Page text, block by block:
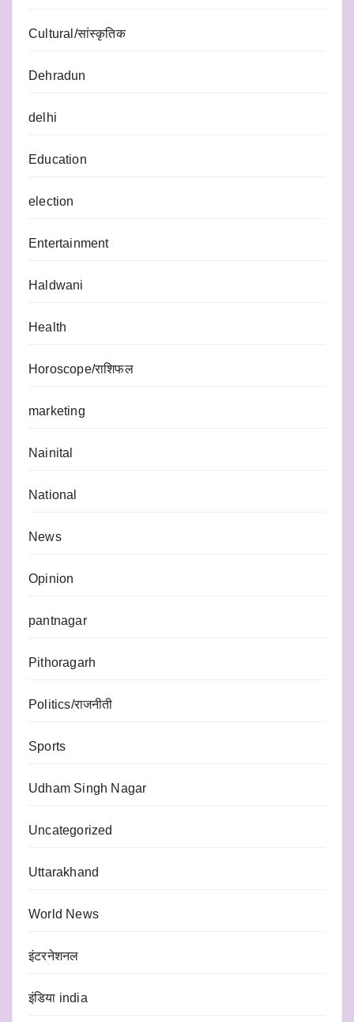
Cultural/सांस्कृतिक
Dehradun
delhi
Education
election
Entertainment
Haldwani
Health
Horoscope/राशिफल
marketing
Nainital
National
News
Opinion
pantnagar
Pithoragarh
Politics/राजनीती
Sports
Udham Singh Nagar
Uncategorized
Uttarakhand
World News
इंटरनेशनल
इंडिया india